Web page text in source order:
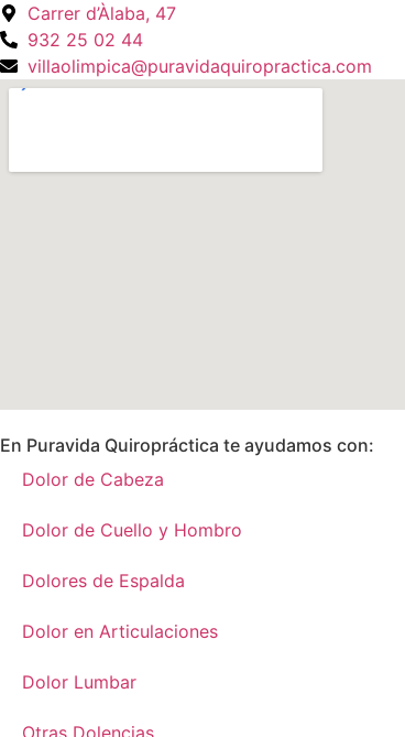
Carrer d’Àlaba, 47
932 25 02 44
villaolimpica@puravidaquiropractica.com
En Puravida Quiropráctica te ayudamos con:
Dolor de Cabeza
Dolor de Cuello y Hombro
Dolores de Espalda
Dolor en Articulaciones
Dolor Lumbar
Otras Dolencias